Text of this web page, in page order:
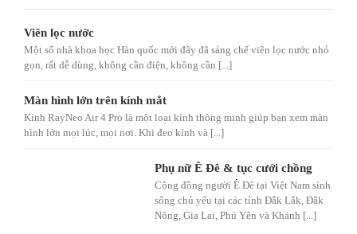
Viên lọc nước
Một số nhà khoa học Hàn quốc mới đây đã sáng chế viên lọc nước nhỏ
gọn, rất dễ dùng, không cần điện, không cần [...]
Màn hình lớn trên kính mắt
Kính RayNeo Air 4 Pro là một loại kính thông minh giúp bạn xem màn
hình lớn mọi lúc, mọi nơi. Khi đeo kính và [...]
Phụ nữ Ê Đê & tục cưới chồng
Cộng đồng người Ê Đê tại Việt Nam sinh
sống chủ yếu tại các tỉnh Đắk Lắk, Đắk
Nông, Gia Lai, Phú Yên và Khánh [...]